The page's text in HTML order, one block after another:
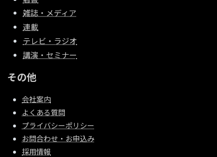
雑誌・メディア
連載
テレビ・ラジオ
講演・セミナー
その他
会社案内
よくある質問
プライバシーポリシー
お問合わせ・お申込み
採用情報